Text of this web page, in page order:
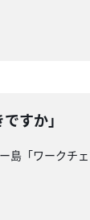
すか」
「ワーク